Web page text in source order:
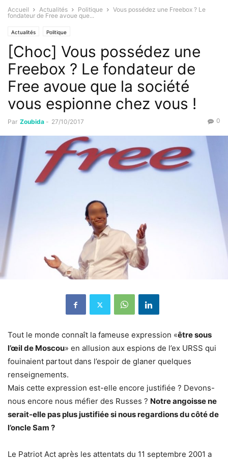
Accueil Actualités Politique
Vous possédez une Freebox ? Le
fondateur de Free avoue que...
Actualités Politique
[Choc] Vous possédez une
Freebox ? Le fondateur de
Free avoue que la société
vous espionne chez vous !
Par Zoubida - 27/10/2017 0
Tout le monde connaît la fameuse expression «être sous
l’œil de Moscou» en allusion aux espions de l’ex URSS qui
fouinaient partout dans l’espoir de glaner quelques
renseignements.
Mais cette expression est-elle encore justifiée ? Devons-
nous encore nous méfier des Russes ? Notre angoisse ne
serait-elle pas plus justifiée si nous regardions du côté de
l’oncle Sam ?
Le Patriot Act après les attentats du 11 septembre 2001 a